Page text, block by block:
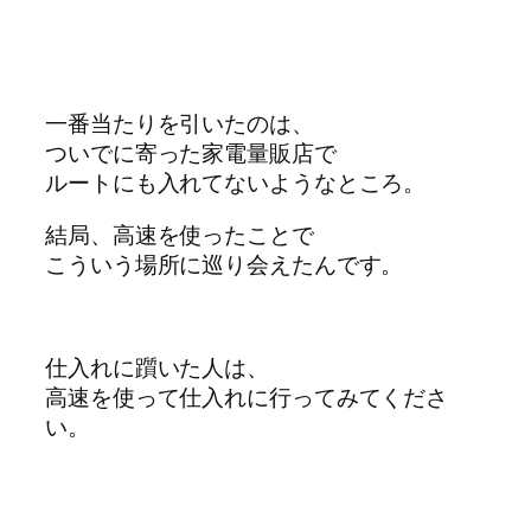
一番当たりを引いたのは、
ついでに寄った家電量販店で
ルートにも入れてないようなところ。
結局、高速を使ったことで
こういう場所に巡り会えたんです。
仕入れに躓いた人は、
高速を使って仕入れに行ってみてくださ
い。